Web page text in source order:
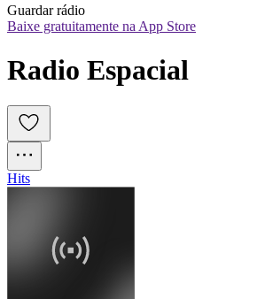
Guardar rádio
Baixe gratuitamente na App Store
Radio Espacial
Hits